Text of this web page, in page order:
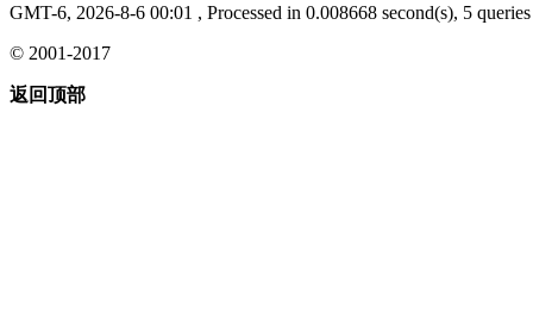
GMT-6, 2026-8-6 00:01 , Processed in 0.008668 second(s), 5
© 2001-2017
返回顶部